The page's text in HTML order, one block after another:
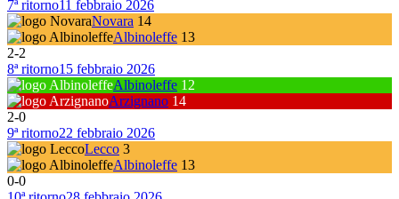
7ª ritorno11 febbraio 2026
Novara 14
Albinoleffe 13
2-2
8ª ritorno15 febbraio 2026
Albinoleffe 12
Arzignano 14
2-0
9ª ritorno22 febbraio 2026
Lecco 3
Albinoleffe 13
0-0